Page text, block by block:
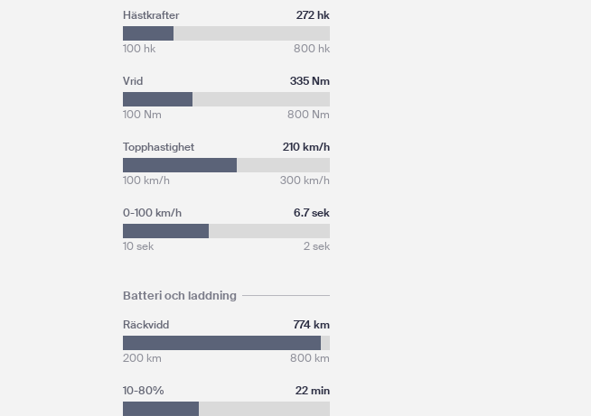
Hästkrafter 272 hk
100 hk 800 hk
Vrid 335 Nm
100 Nm 800 Nm
Topphastighet 210 km/h
100 km/h 300 km/h
0-100 km/h 6.7 sek
10 sek 2 sek
Batteri och laddning
Räckvidd 774 km
200 km 800 km
10-80% 22 min